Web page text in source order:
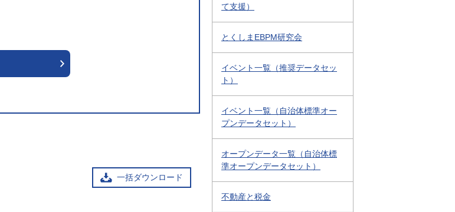
一括ダウンロード
て支援）
とくしまEBPM研究会
イベント一覧（推奨データセッ
ト）
イベント一覧（自治体標準オー
プンデータセット）
オープンデータ一覧（自治体標
準オープンデータセット）
不動産と税金